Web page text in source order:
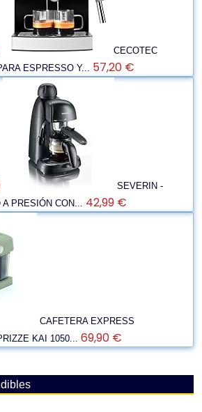
CECOTEC
ESPRESSO Y...
57,20 €
SEVERIN -
PRESIÓN CON...
42,99 €
CAFETERA EXPRESS
KAI 1050...
69,90 €